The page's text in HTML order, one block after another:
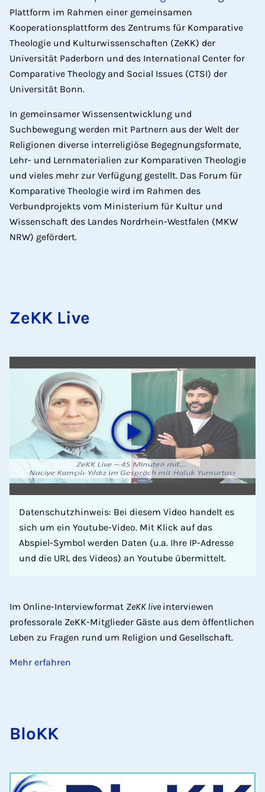
Plattform im Rahmen einer gemeinsamen
Kooperationsplattform des Zentrums für Komparative
Theologie und Kulturwissenschaften (ZeKK) der
Universität Paderborn und des International Center for
Comparative Theology and Social Issues (CTSI) der
Universität Bonn.
In gemeinsamer Wissensentwicklung und
Suchbewegung werden mit Partnern aus der Welt der
Religionen diverse interreligiöse Begegnungsformate,
Lehr- und Lernmaterialien zur Komparativen Theologie
und vieles mehr zur Verfügung gestellt. Das Forum für
Komparative Theologie wird im Rahmen des
Verbundprojekts vom Ministerium für Kultur und
Wissenschaft des Landes Nordrhein-Westfalen (MKW
NRW) gefördert.
ZeKK Live
Datenschutzhinweis: Bei diesem Video handelt es
sich um ein Youtube-Video. Mit Klick auf das
Abspiel-Symbol werden Daten (u.a. Ihre IP-Adresse
und die URL des Videos) an Youtube übermittelt.
Im Online-Interviewformat ZeKK live interviewen
professorale ZeKK-Mitglieder Gäste aus dem öffentlichen
Leben zu Fragen rund um Religion und Gesellschaft.
Mehr erfahren
BloKK